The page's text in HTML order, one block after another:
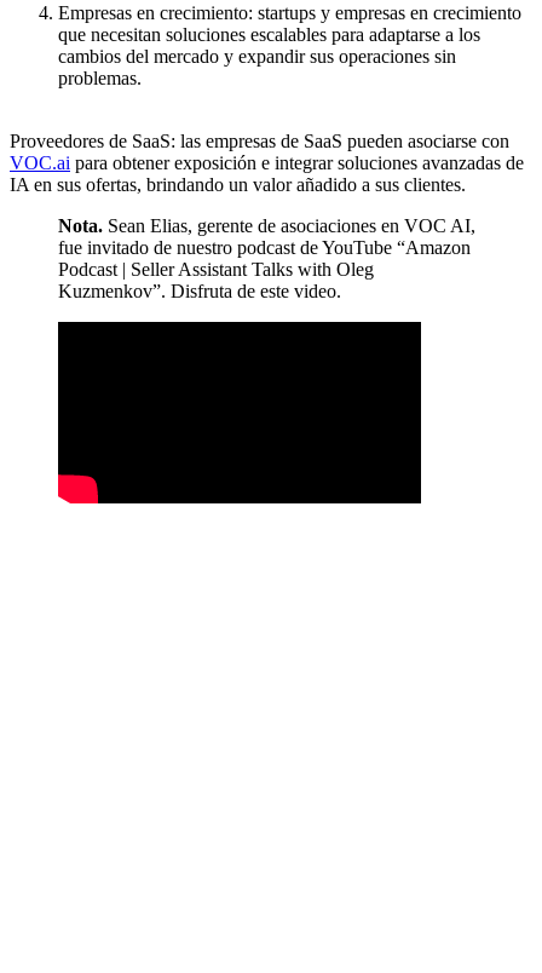
Empresas en crecimiento: startups y empresas en crecimiento
que necesitan soluciones escalables para adaptarse a los
cambios del mercado y expandir sus operaciones sin
problemas.
Proveedores de SaaS: las empresas de SaaS pueden asociarse con
VOC.ai para obtener exposición e integrar soluciones avanzadas de
IA en sus ofertas, brindando un valor añadido a sus clientes.
Nota. Sean Elias, gerente de asociaciones en VOC AI,
fue invitado de nuestro podcast de YouTube “Amazon
Podcast | Seller Assistant Talks with Oleg
Kuzmenkov”. Disfruta de este video.